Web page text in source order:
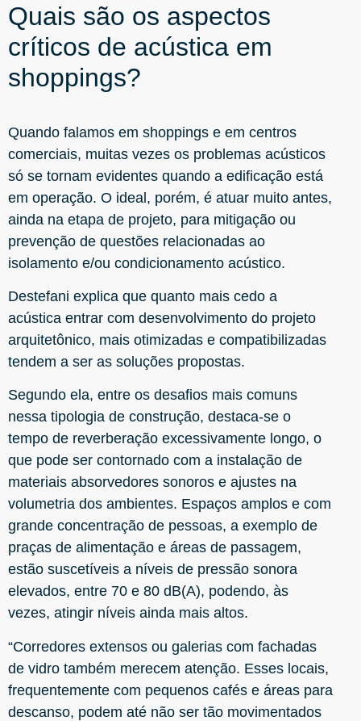
Quais são os aspectos
críticos de acústica em
shoppings?
Quando falamos em shoppings e em centros
comerciais, muitas vezes os problemas acústicos
só se tornam evidentes quando a edificação está
em operação. O ideal, porém, é atuar muito antes,
ainda na etapa de projeto, para mitigação ou
prevenção de questões relacionadas ao
isolamento e/ou condicionamento acústico.
Destefani explica que quanto mais cedo a
acústica entrar com desenvolvimento do projeto
arquitetônico, mais otimizadas e compatibilizadas
tendem a ser as soluções propostas.
Segundo ela, entre os desafios mais comuns
nessa tipologia de construção, destaca-se o
tempo de reverberação excessivamente longo, o
que pode ser contornado com a instalação de
materiais absorvedores sonoros e ajustes na
volumetria dos ambientes. Espaços amplos e com
grande concentração de pessoas, a exemplo de
praças de alimentação e áreas de passagem,
estão suscetíveis a níveis de pressão sonora
elevados, entre 70 e 80 dB(A), podendo, às
vezes, atingir níveis ainda mais altos.
“Corredores extensos ou galerias com fachadas
de vidro também merecem atenção. Esses locais,
frequentemente com pequenos cafés e áreas para
descanso, podem até não ser tão movimentados